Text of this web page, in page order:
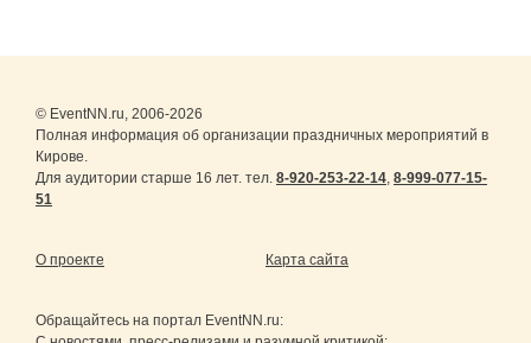
© EventNN.ru, 2006-2026
Полная информация об организации праздничных мероприятий в
Кирове.
Для аудитории старше 16 лет. тел. 8-920-253-22-14, 8-999-077-15-
51
О проекте Карта сайта
Обращайтесь на портал EventNN.ru: